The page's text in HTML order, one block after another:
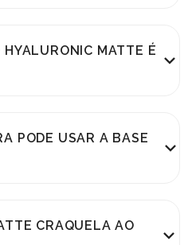
MATTE É
PODE USAR A BASE
CRAQUELA AO